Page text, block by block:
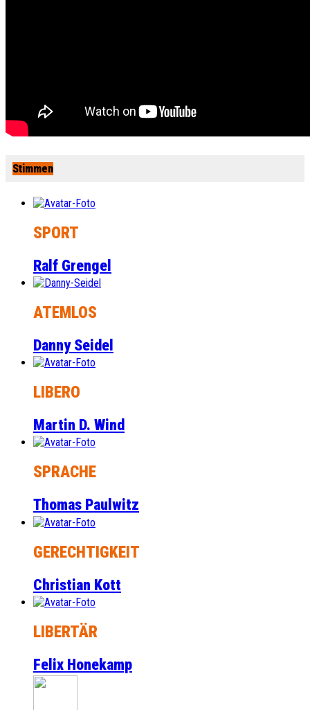
Stimmen
SPORT
Ralf Grengel
ATEMLOS
Danny Seidel
LIBERO
Martin D. Wind
SPRACHE
Thomas Paulwitz
GERECHTIGKEIT
Christian Kott
LIBERTÄR
Felix Honekamp